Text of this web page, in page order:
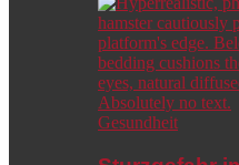
Gesundheit